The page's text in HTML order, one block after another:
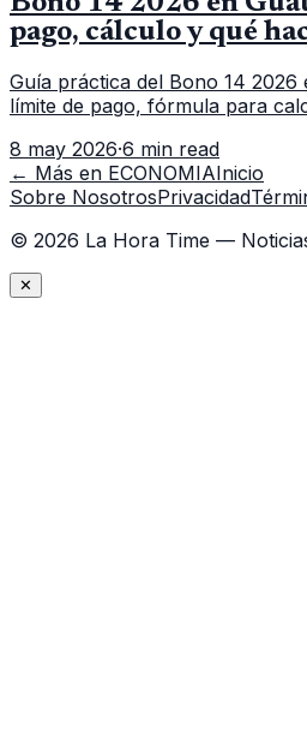
pago, cálculo y qué
Guía práctica del Bono 14 2026
límite de pago, fórmula para
8 may 2026·6 min read
← Más en ECONOMIAInicio
Sobre NosotrosPrivacidad
© 2026 La Hora Time —